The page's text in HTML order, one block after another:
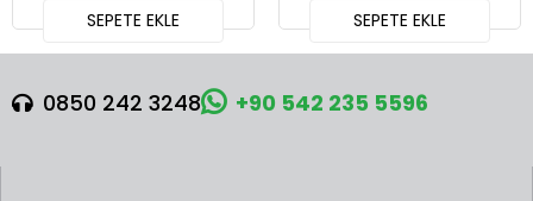
SEPETE EKLE SEPETE EKLE
0850 242 3248 +90 542 235 5596